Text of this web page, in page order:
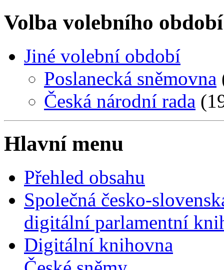
Volba volebního období
Jiné volební období
Poslanecká sněmovna
Česká národní rada
Hlavní menu
Přehled obsahu
Společná česko-
digitální parlamentní
Digitální knihovna